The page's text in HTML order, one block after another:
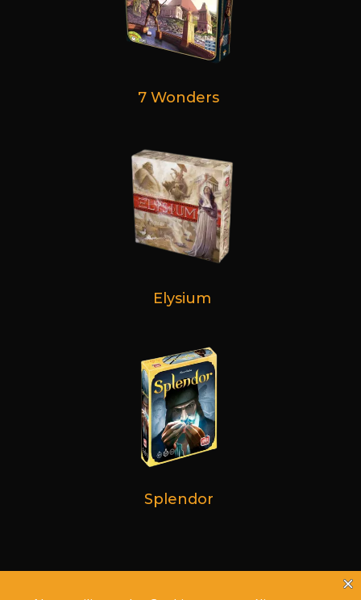
7 Wonders
Elysium
Splendor